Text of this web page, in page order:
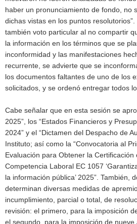
haber un pronunciamiento de fondo, no
dichas vistas en los puntos
también voto particular al no compartir
la información en los términos que se
inconformidad y las manifestaciones
recurrente, se advierte que se
los documentos faltantes de uno de los
solicitados, y se ordenó entregar todos
Cabe señalar que en esta sesión se
2025”, los “Estados Financieros y
2024” y el “Dictamen del Despacho de
Instituto; así como la “Convocatoria al
Evaluación para Obtener la Certificación
Competencia Laboral EC 1057
la información pública’ 2025”. También,
determinan diversas medidas de
incumplimiento, parcial o total, de
revisión: el primero, para la imposición
el segundo, para la imposición de nueve